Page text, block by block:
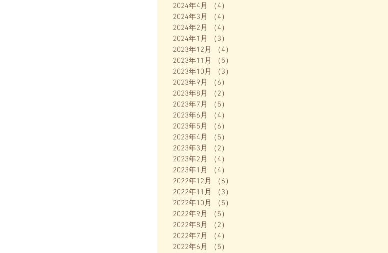
2024年4月
（4）
2024年3月
（4）
2024年2月
（4）
2024年1月
（3）
2023年12月
（4）
2023年11月
（5）
2023年10月
（3）
2023年9月
（6）
2023年8月
（2）
2023年7月
（5）
2023年6月
（4）
2023年5月
（6）
2023年4月
（5）
2023年3月
（2）
2023年2月
（4）
2023年1月
（4）
2022年12月
（6）
2022年11月
（3）
2022年10月
（5）
2022年9月
（5）
2022年8月
（2）
2022年7月
（4）
2022年6月
（5）